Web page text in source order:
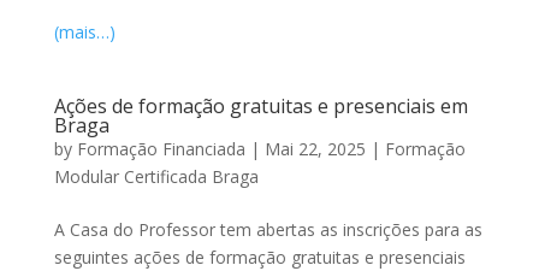
(mais…)
Ações de formação gratuitas e presenciais em
Braga
by Formação Financiada | Mai 22, 2025 | Formação
Modular Certificada Braga
A Casa do Professor tem abertas as inscrições para as
seguintes ações de formação gratuitas e presenciais